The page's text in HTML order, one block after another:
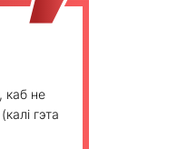
каб не
гэта